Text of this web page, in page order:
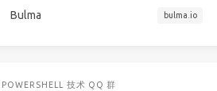
Bulma bulma.io
POWERSHELL 技术 QQ 群